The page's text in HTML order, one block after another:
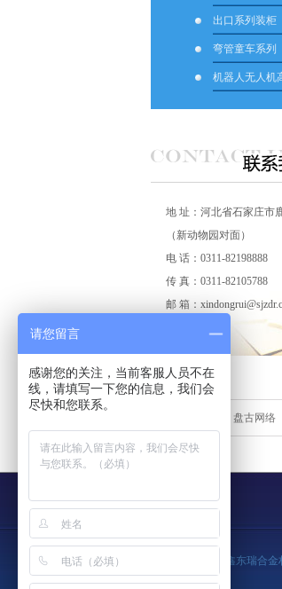
出口系列装柜
弯管童车系列
机器人无人机
地 址：河北省石家庄市
（新动物园对面）
电 话：0311-82198888
传 真：0311-82105788
邮 箱：
盘古网络
版权所有：河北鑫东瑞合
请您留言
感谢您的关注，当前客服人员不在
线，请填写一下您的信息，我们会
尽快和您联系。